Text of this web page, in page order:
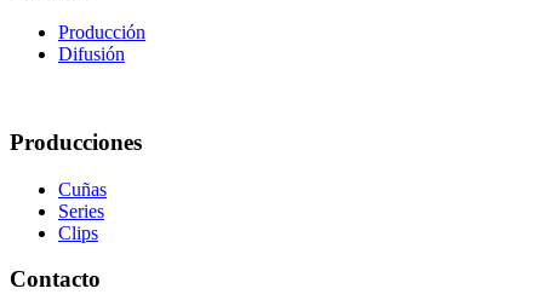
Producción
Difusión
Producciones
Cuñas
Series
Clips
Contacto